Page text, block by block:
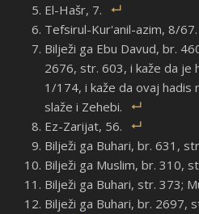
El-Hašr, 7.
Tefsirul-Kur'anil-azim, 8/67.
Bilježi ga Ebu Davud, br.
2676, str. 603, i kaže da je
1/174, i kaže da ovaj hadis
slaže i Zehebi.
Ez-Zarijat, 56.
Bilježi ga Buhari, br. 631,
Bilježi ga Muslim, br. 310,
Bilježi ga Buhari, str. 373;
Bilježi ga Buhari, br. 2697,